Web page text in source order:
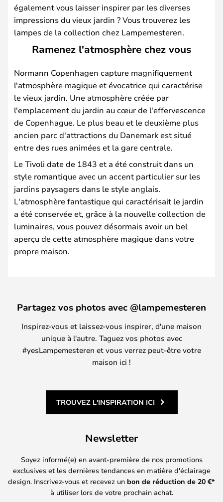
également vous laisser inspirer par les diverses
impressions du vieux jardin ? Vous trouverez les
lampes de la collection chez Lampemesteren.
Ramenez l'atmosphère chez vous
Normann Copenhagen capture magnifiquement
l'atmosphère magique et évocatrice qui caractérise
le vieux jardin. Une atmosphère créée par
l'emplacement du jardin au cœur de l'effervescence
de Copenhague. Le plus beau et le deuxième plus
ancien parc d'attractions du Danemark est situé
entre des rues animées et la gare centrale.
Le Tivoli date de 1843 et a été construit dans un
style romantique avec un accent particulier sur les
jardins paysagers dans le style anglais.
L'atmosphère fantastique qui caractérisait le jardin
a été conservée et, grâce à la nouvelle collection de
luminaires, vous pouvez désormais avoir un bel
aperçu de cette atmosphère magique dans votre
propre maison.
Partagez vos photos avec @lampemesteren
Inspirez-vous et laissez-vous inspirer, d'une maison
unique à l'autre. Taguez vos photos avec
#yesLampemesteren et vous verrez peut-être votre
maison ici !
TROUVEZ L'INSPIRATION ICI
Newsletter
Soyez informé(e) en avant-première de nos promotions
exclusives et les dernières tendances en matière d'éclairage
design. Inscrivez-vous et recevez un bon de réduction de 20 €*
à utiliser lors de votre prochain achat.